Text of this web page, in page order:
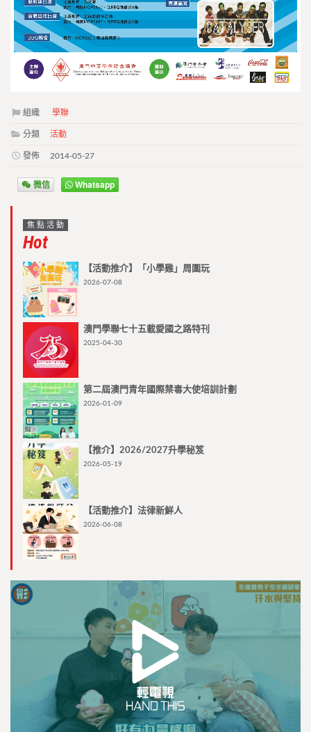
組織 學聯
分類 活動
發佈 2014-05-27
微信 Whatsapp
焦點活動
Hot
【活動推介】「小學雞」周圍玩
2026-07-08
澳門學聯七十五載愛國之路特刊
2025-04-30
第二屆澳門青年國際禁毒大使培訓計劃
2026-01-09
【推介】2026/2027升學秘笈
2026-05-19
【活動推介】法律新鮮人
2026-06-08